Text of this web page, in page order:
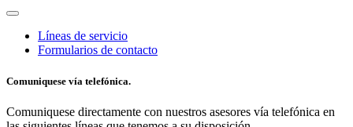
Líneas de servicio
Formularios de contacto
Comuniquese vía telefónica.
Comuniquese directamente con nuestros asesores vía telefónica en